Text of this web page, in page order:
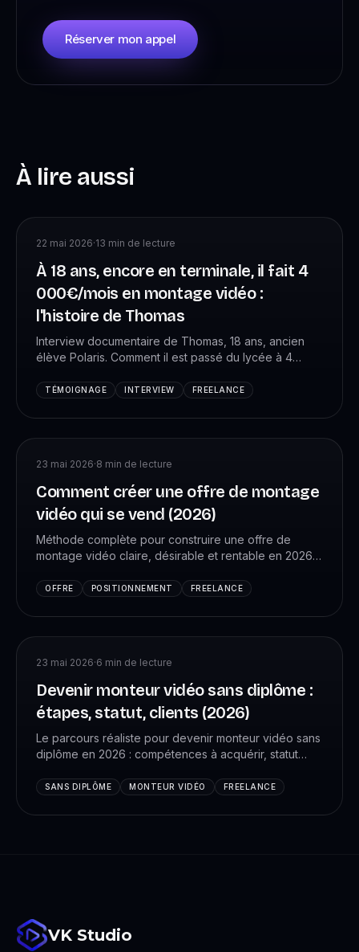
Réserver mon appel
À lire aussi
22 mai 2026·13 min de lecture
À 18 ans, encore en terminale, il fait 4
000€/mois en montage vidéo :
l'histoire de Thomas
Interview documentaire de Thomas, 18 ans, ancien
élève Polaris. Comment il est passé du lycée à 4
44 jours au Japon en remote. Sans diplôme
TÉMOIGNAGE INTERVIEW FREELANCE
23 mai 2026·8 min de lecture
Comment créer une offre de montage
vidéo qui se vend (2026)
Méthode complète pour construire une offre de
montage vidéo claire, désirable et rentable en 2026 :
contrat type.
OFFRE POSITIONNEMENT FREELANCE
23 mai 2026·6 min de lecture
Devenir monteur vidéo sans diplôme :
étapes, statut, clients (2026)
Le parcours réaliste pour devenir monteur vidéo sans
diplôme en 2026 : compétences à acquérir, statut
combien gagner.
SANS DIPLÔME MONTEUR VIDÉO FREELANCE
VK Studio